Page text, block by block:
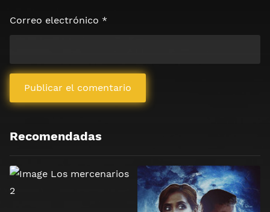
Correo electrónico *
Recomendadas